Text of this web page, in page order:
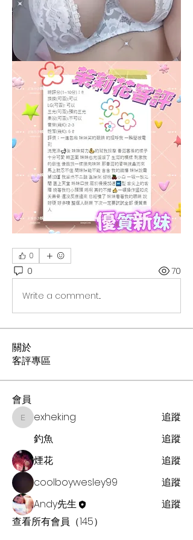
0
0 70
Write a comment...
關於
客評專區
會員
exheking
exheking
追蹤
釣魚
追蹤
煙花
追蹤
coolboywesley99
追蹤
Andy先生
追蹤
查看所有會員（145）